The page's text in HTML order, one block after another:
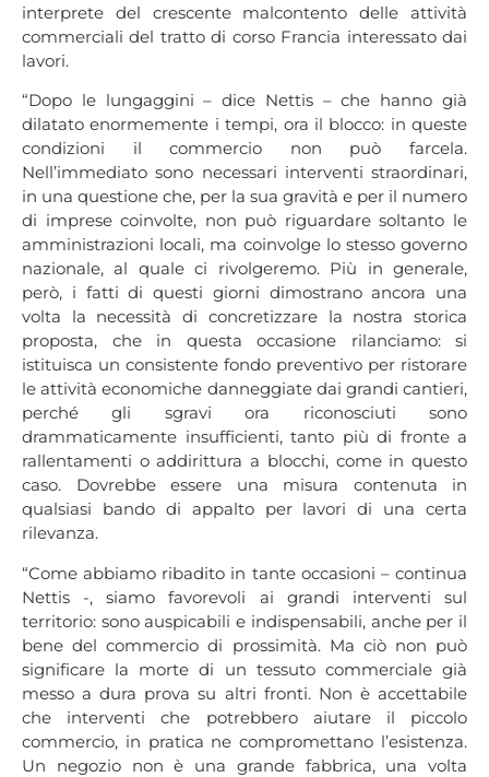
interprete del crescente malcontento delle attività
commerciali del tratto di corso Francia interessato dai
lavori.
“Dopo le lungaggini – dice Nettis – che hanno già
dilatato enormemente i tempi, ora il blocco: in queste
condizioni il commercio non può farcela.
Nell’immediato sono necessari interventi straordinari,
in una questione che, per la sua gravità e per il numero
di imprese coinvolte, non può riguardare soltanto le
amministrazioni locali, ma coinvolge lo stesso governo
nazionale, al quale ci rivolgeremo. Più in generale,
però, i fatti di questi giorni dimostrano ancora una
volta la necessità di concretizzare la nostra storica
proposta, che in questa occasione rilanciamo: si
istituisca un consistente fondo preventivo per ristorare
le attività economiche danneggiate dai grandi cantieri,
perché gli sgravi ora riconosciuti sono
drammaticamente insufficienti, tanto più di fronte a
rallentamenti o addirittura a blocchi, come in questo
caso. Dovrebbe essere una misura contenuta in
qualsiasi bando di appalto per lavori di una certa
rilevanza.
“Come abbiamo ribadito in tante occasioni – continua
Nettis -, siamo favorevoli ai grandi interventi sul
territorio: sono auspicabili e indispensabili, anche per il
bene del commercio di prossimità. Ma ciò non può
significare la morte di un tessuto commerciale già
messo a dura prova su altri fronti. Non è accettabile
che interventi che potrebbero aiutare il piccolo
commercio, in pratica ne compromettano l’esistenza.
Un negozio non è una grande fabbrica, una volta